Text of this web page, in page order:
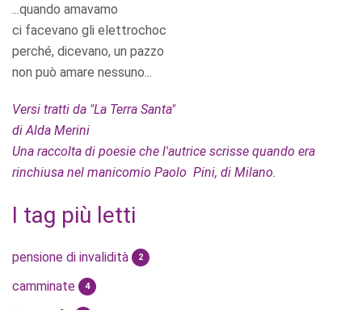
...quando amavamo
ci facevano gli elettrochoc
perché, dicevano, un pazzo
non può amare nessuno...
Versi tratti da "La Terra Santa"
di Alda Merini
Una raccolta di poesie che l'autrice scrisse quando era
rinchiusa nel manicomio Paolo Pini, di Milano.
I tag più letti
pensione di invalidità 2
camminate 4